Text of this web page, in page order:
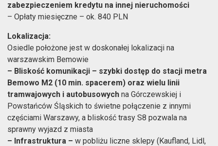
zabezpieczeniem kredytu na innej nieruchomości
– Opłaty miesięczne – ok. 840 PLN
Lokalizacja:
Osiedle położone jest w doskonałej lokalizacji na
warszawskim Bemowie
– Bliskość komunikacji – szybki dostęp do stacji metra
Bemowo M2 (10 min. spacerem) oraz wielu linii
tramwajowych i autobusowych na Górczewskiej i
Powstańców Śląskich to świetne połączenie z innymi
częściami Warszawy, a bliskość trasy S8 pozwala na
sprawny wyjazd z miasta
– Infrastruktura – w pobliżu liczne sklepy (Kaufland, Lidl,